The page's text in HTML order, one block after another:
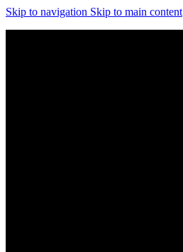
Skip to navigation Skip to main content